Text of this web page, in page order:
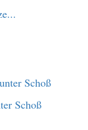
Schoß